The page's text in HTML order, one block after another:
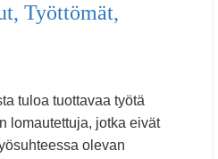
Työttömät,
tuloa tuottavaa työtä
lomautettuja, jotka eivät
olevan